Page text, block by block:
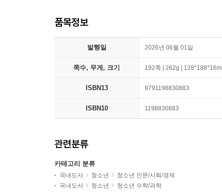
품목정보
발행일 2026년 06월 01일
쪽수, 무게, 크기 192쪽 | 262g |
ISBN13 9791198830883
ISBN10 1198830883
관련분류
카테고리 분류
국내도서 청소년
청소년 인문/사회/경제
국내도서
청소년 청소년 수학/과학